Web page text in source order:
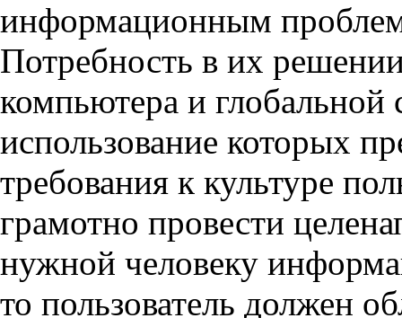
информационным
Потребность в их
компьютера и глобальной
использование которых
требования к культуре
грамотно провести
нужной человеку
то пользователь должен